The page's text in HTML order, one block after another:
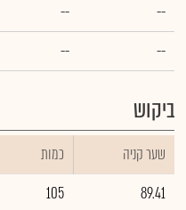
--
--
--
--
ביקוש
שער קניה כמות
89.41
105